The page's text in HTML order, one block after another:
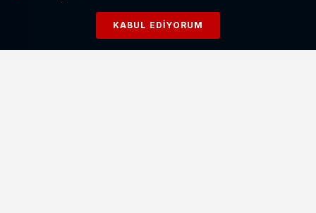
KOSGEB desteğiyle Van Teknokent mentörlüğünde
üretilen yerli İHA’ların sergilendiğini belirtti. Yetkin, “Van
KABUL EDIYORUM